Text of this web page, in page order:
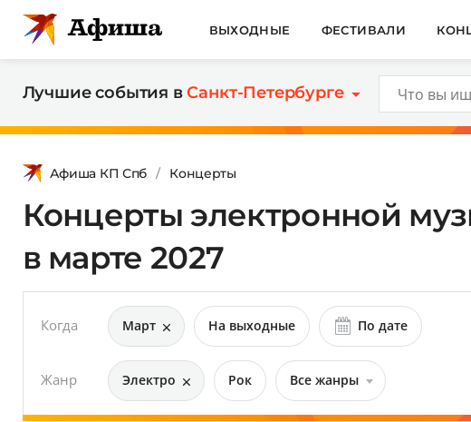
ВЫХОДНЫЕ ФЕСТИВАЛИ
Лучшие события вСанкт-Петербурге
Афиша КП Спб Концерты
Концерты электронной
в марте 2027
Когда Март На выходные По дате
Жанр Электро Рок Все жанры